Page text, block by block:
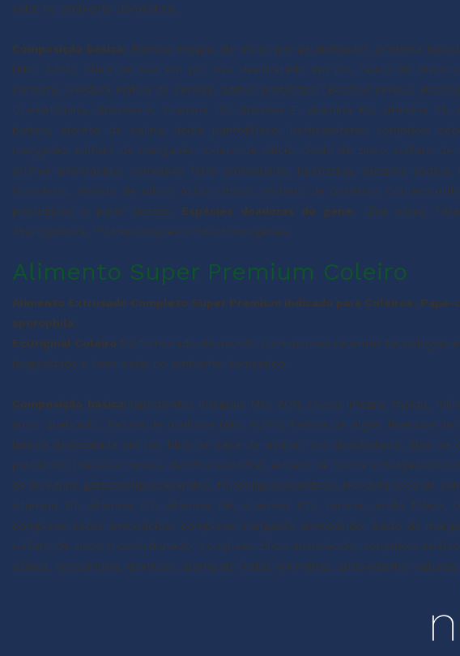
estar no ambiente doméstico.
Composição básica: Farinha integral de milho pré-gelatinizado 1 , proteína
(Mín. 3,5%), clara de ovo em pó, ovo desidratado em pó, farelo de
comum), levedura inativa de cerveja, aditivo probiótico ( Bacillus cereus
DL-metionina, vitamina A, vitamina D3, vitamina E, vitamina K3, vitamina
biotina, cloreto de colina, ácido pantotênico, betacaroteno, complexo
manganês, sulfato de manganês, iodato de cálcio, óxido de zinco, sulfato
selênio aminoácido, complexo ferro aminoácido, taumatina, sacarina
(tocoferol, dióxido de silício, ácido cítrico), sorbato de potássio. Contém
produzidos a partir destes. Espécies doadoras do gene: 1 Zea mays 2
thuringiensis
1,2 Streptomyces viridochromogenes.
Alimento Super Premium Coleiro
Alimento Extrusado Completo Super Premium indicado para Coleiros,
sporophila.
EcOriginal Coleiro foi formulado de acordo com as mais recentes tecnologias
longevidade e bem-estar no ambiente doméstico.
Composição básica:Ingredientes integrais Mín. 60% (Aveia integral moída,
arroz quebrado, farinha de minhoca (Mín. 0,2%), farinha de algas, levedura
laranja desidratada em pó, fibra de cana-de-açúcar, ovo desidratado, óleo
probiótico (Bacillus cereus Bacillus subtillis), extrato de Yucca schidigera
de levedura, galactooligossacarídeo, frutooligossacarídeos, levedura seca de
vitamina B1, vitamina B2, vitamina B6, vitamina B12, niacina, ácido
complexo cobre aminoácido, complexo manganês aminoácido, óxido de
sulfato de zinco monohidratado, complexo zinco aminoácido, complexo
sódica, neospiridina, dextrose, aroma de frutas vermelhas, antioxidantes